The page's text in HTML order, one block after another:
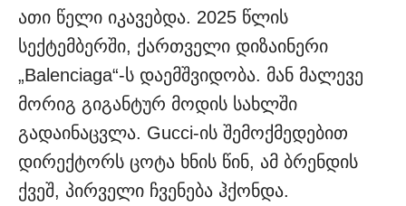
ათი წელი იკავებდა. 2025 წლის
სექტემბერში, ქართველი დიზაინერი
„Balenciaga“-ს დაემშვიდობა. მან მალევე
მორიგ გიგანტურ მოდის სახლში
გადაინაცვლა. Gucci-ის შემოქმედებით
დირექტორს ცოტა ხნის წინ, ამ ბრენდის
ქვეშ, პირველი ჩვენება ჰქონდა.